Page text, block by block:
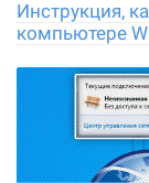
Инструкция,
компьютере